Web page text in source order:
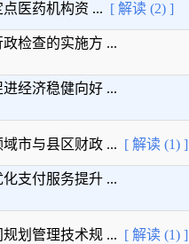
医药机构资 ... [ 解读 (2) ]
检查的实施方 ...
经济稳健向好 ...
市与县区财政 ... [ 解读 (1) ]
支付服务提升 ...
划管理技术规 ... [ 解读 (1) ]